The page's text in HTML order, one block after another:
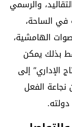
والرسمي
الساحة،
الهامشية،
بذلك يمكن
الإداري” إلى
نجاعة الفعل